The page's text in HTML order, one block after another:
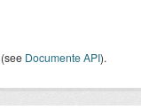
(see Documente API).